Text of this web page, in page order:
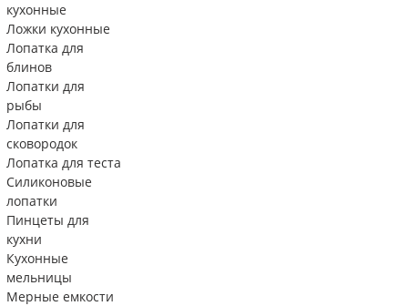
кухонные
Ложки кухонные
Лопатка для
блинов
Лопатки для
рыбы
Лопатки для
сковородок
Лопатка для теста
Силиконовые
лопатки
Пинцеты для
кухни
Кухонные
мельницы
Мерные емкости